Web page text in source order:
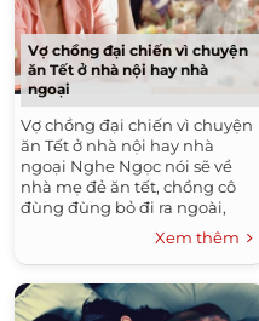
Vợ chồng đại chiến vì chuyện
ăn Tết ở nhà nội hay nhà
ngoại
Vợ chồng đại chiến vì chuyện
ăn Tết ở nhà nội hay nhà
ngoại Nghe Ngọc nói sẽ về
nhà mẹ đẻ ăn tết, chồng cô
đùng đùng bỏ đi ra ngoài,
Xem thêm